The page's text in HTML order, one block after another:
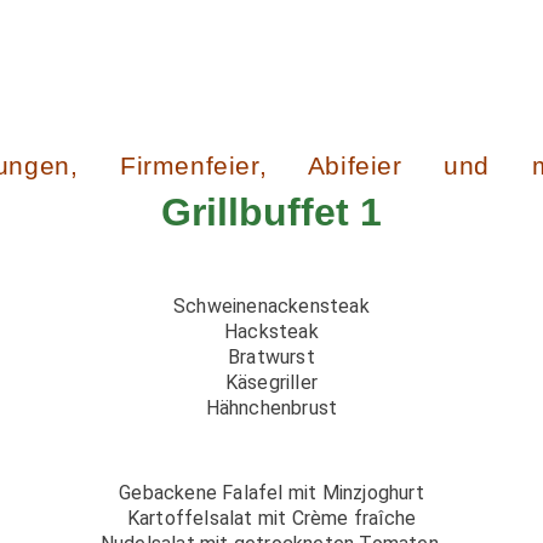
Firmenfeier, Abifeier und
Grillbuffet 1
Schweinenackensteak
Hacksteak
Bratwurst
Käsegriller
Hähnchenbrust
Gebackene Falafel mit Minzjoghurt
Kartoffelsalat mit Crème fraîche